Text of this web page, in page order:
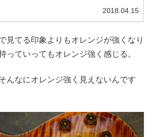
2018.04.15
見てる印象よりもオレンジが強くなり
っていってもオレンジ強く感じる。
んなにオレンジ強く見えないんです